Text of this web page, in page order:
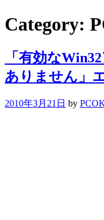
Category:
「有効な
ありません」
2010年3月21日 by